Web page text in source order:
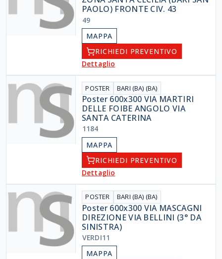
PAOLO) FRONTE CIV. 43
49
MAPPA
RICHIEDI PREVENTIVO
Dettaglio
POSTER BARI (BA) (BA)
Poster 600x300 VIA MARTIRI
DELLE FOIBE ANGOLO VIA
SANTA CATERINA
1184
MAPPA
RICHIEDI PREVENTIVO
Dettaglio
POSTER BARI (BA) (BA)
Poster 600x300 VIA MASCAGNI
DIREZIONE VIA BELLINI (3° DA
SINISTRA)
VERDI11
MAPPA